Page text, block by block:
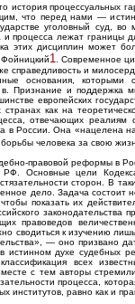
история процессуальных
что перед нами —
уголовный суд, во
и процесса лежат границы
этих дисциплин может
1
. Современное
справедливость и
основания, которыми
в. Признание и поддержка
европейских
как на
отвечающих
в России. Она «нацелена
борьбы человека за свою
правовой реформы в
РФ. Основные цели
сторон. В
дело. Задача состоит
показать их
правоведов
сводиться к изучению
— оно призвано
истинном духе судебных
всех
с тем авторы
процесса,
институтов, равно как и